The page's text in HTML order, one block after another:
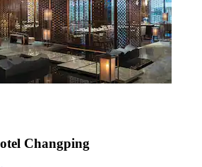
Changping